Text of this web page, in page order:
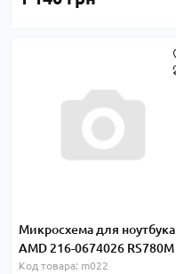
Микросхема для ноутбука
AMD 216-0674026 RS780M
Код товара: m022